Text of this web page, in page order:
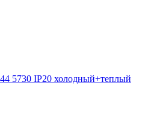
5730 IP20 холодный+теплый